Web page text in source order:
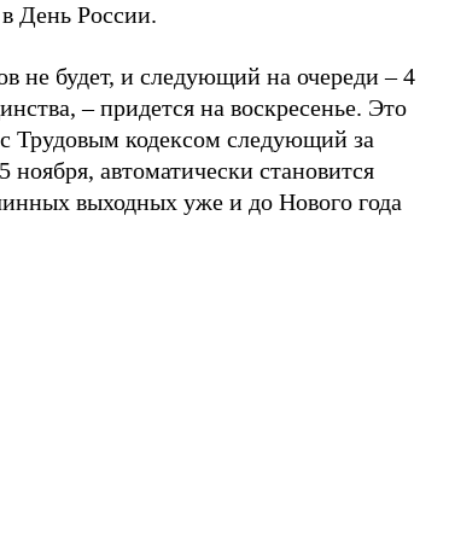
День России.
не будет, и следующий на очереди – 4
– придется на воскресенье. Это
с Трудовым кодексом следующий за
ноября, автоматически становится
выходных уже и до Нового года